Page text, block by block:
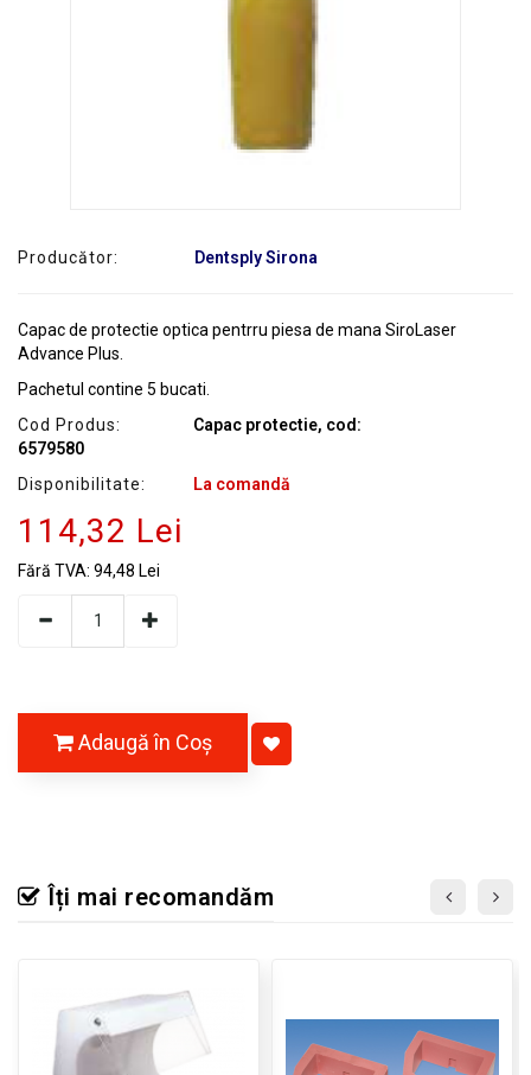
Producător: Dentsply Sirona
Capac de protectie optica pentrru piesa de mana SiroLaser
Advance Plus.
Pachetul contine 5 bucati.
Cod Produs:
Capac protectie, cod:
6579580
Disponibilitate:
La comandă
114,32 Lei
Fără TVA: 94,48 Lei
Adaugă în Coş
Îți mai recomandăm